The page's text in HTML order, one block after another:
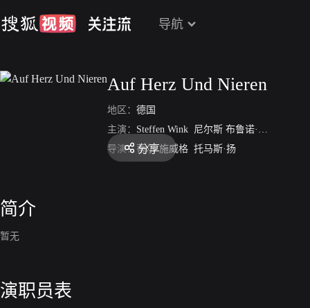
导航
Auf Herz Und Nieren
地区： 德国
主演： Steffen Wink 尼尔斯 布鲁诺·施密特
导演： 蒂尔·施威格 托马斯·扬
分享
简介
暂无
演职员表